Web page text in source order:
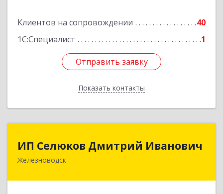
Клиентов на сопровождении
40
1С:Специалист
1
Отправить заявку
Показать контакты
Подробнее
Отправить заявку
Назад
ИП Селюков Дмитрий Иванович
Железноводск
ИП Селюков Дмитрий Иванович
357400, Ставропольский край, Железноводск г,